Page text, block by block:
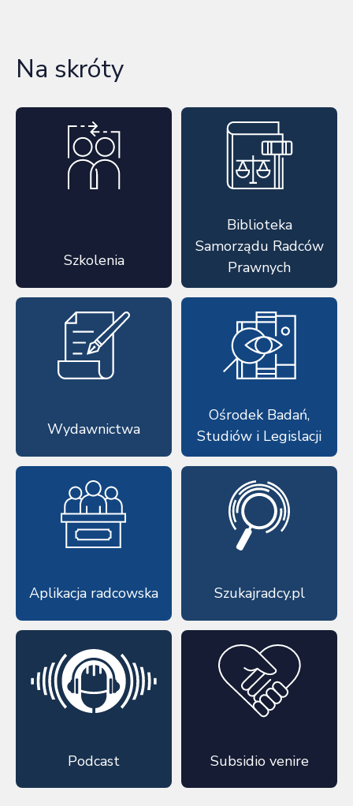
Na skróty
Szkolenia
Biblioteka
Samorządu Radców
Prawnych
Wydawnictwa
Ośrodek Badań,
Studiów i Legislacji
Aplikacja radcowska Szukajradcy.pl
Podcast Subsidio venire